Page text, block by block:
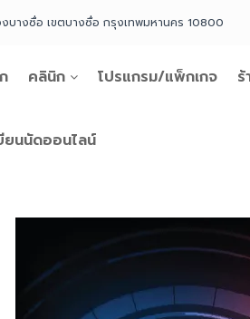
บางซื่อ เขตบางซื่อ กรุงเทพมหานคร 10800
คลินิก โปรแกรม/แพ็กเกจ ร้
ยนนัดออนไลน์